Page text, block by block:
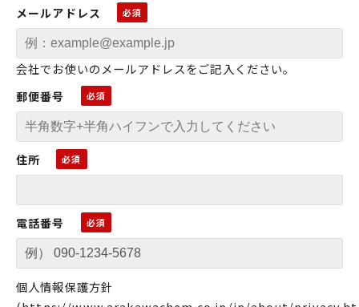
メールアドレス
会社でお使いのメールアドレスをご記入ください。
郵便番号
住所
電話番号
個人情報保護方針